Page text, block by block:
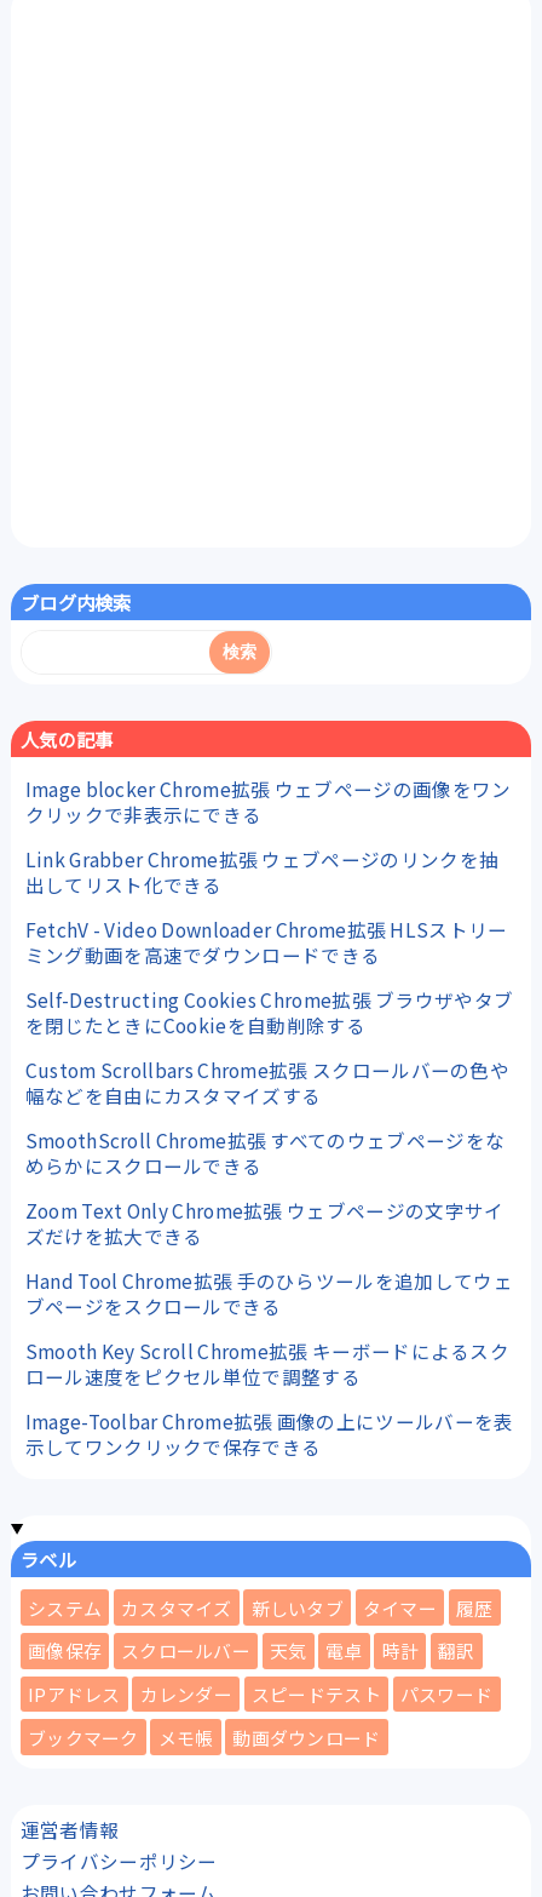
ブログ内検索
人気の記事
Image blocker Chrome拡張 ウェブページの画像をワン
クリックで非表示にできる
Link Grabber Chrome拡張 ウェブページのリンクを抽
出してリスト化できる
FetchV - Video Downloader Chrome拡張 HLSストリー
ミング動画を高速でダウンロードできる
Self-Destructing Cookies Chrome拡張 ブラウザやタブ
を閉じたときにCookieを自動削除する
Custom Scrollbars Chrome拡張 スクロールバーの色や
幅などを自由にカスタマイズする
SmoothScroll Chrome拡張 すべてのウェブページをな
めらかにスクロールできる
Zoom Text Only Chrome拡張 ウェブページの文字サイ
ズだけを拡大できる
Hand Tool Chrome拡張 手のひらツールを追加してウェ
ブページをスクロールできる
Smooth Key Scroll Chrome拡張 キーボードによるスク
ロール速度をピクセル単位で調整する
Image-Toolbar Chrome拡張 画像の上にツールバーを表
示してワンクリックで保存できる
ラベル
システム カスタマイズ 新しいタブ タイマー
履歴
画像保存
スクロールバー 天気 電卓 時計
翻訳
IPアドレス
カレンダー スピードテスト
パスワード
ブックマーク
メモ帳 動画ダウンロード
運営者情報
プライバシーポリシー